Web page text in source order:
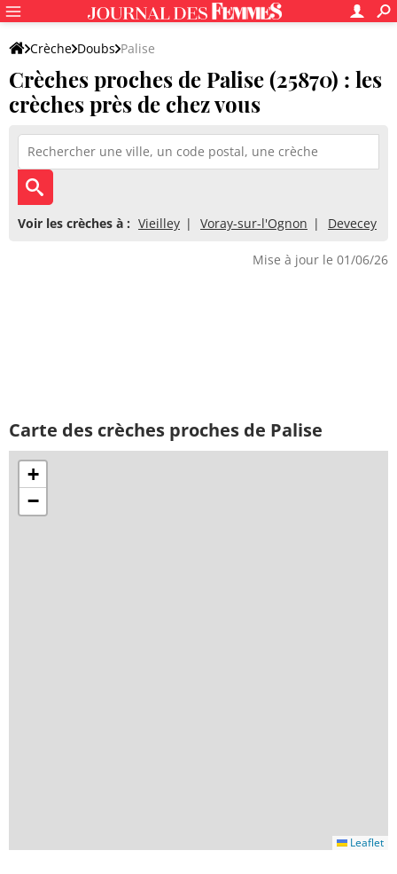
Crèche Doubs Palise
Crèches proches de Palise (25870) : les
crèches près de chez vous
Voir les crèches à : Vieilley Voray-sur-l'Ognon Devecey
Mise à jour le 01/06/26
Carte des crèches proches de Palise
+
−
Leaflet